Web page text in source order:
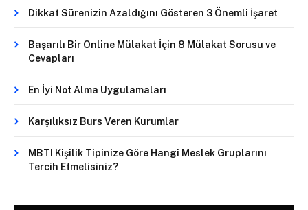
Dikkat Sürenizin Azaldığını Gösteren 3 Önemli İşaret
Başarılı Bir Online Mülakat İçin 8 Mülakat Sorusu ve
Cevapları
En İyi Not Alma Uygulamaları
Karşılıksız Burs Veren Kurumlar
MBTI Kişilik Tipinize Göre Hangi Meslek Gruplarını
Tercih Etmelisiniz?